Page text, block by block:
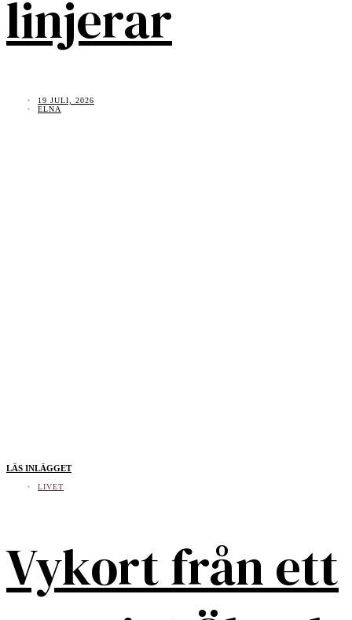
linjerar
19 JULI, 2026
ELNA
LÄS INLÄGGET
LIVET
Vykort från ett